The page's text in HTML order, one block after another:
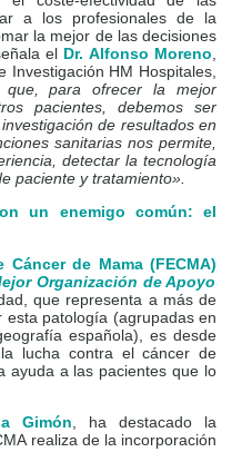
a los profesionales de la
la mejor de las decisiones
el Dr. Alfonso Moreno
Investigación HM Hospitales,
que, para ofrecer la mejor
pacientes, debemos ser
de resultados en
sanitarias nos permite,
detectar la tecnología
paciente y tratamiento».
un enemigo común: el
de Mama (FECMA)
Organización de Apoyo
que representa a más de
patología (agrupadas en
española), es desde
lucha contra el cáncer de
ayuda a las pacientes que lo
Gimón, ha destacado la
realiza de la incorporación